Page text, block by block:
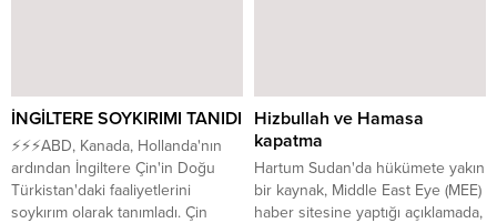
İNGİLTERE SOYKIRIMI TANIDI
⚡⚡⚡ABD, Kanada, Hollanda'nın
ardından İngiltere Çin'in Doğu
Türkistan'daki faaliyetlerini
soykırım olarak tanımladı. Çin
Hizbullah ve Hamasa
kapatma
Hartum Sudan'da hükümete yakın
bir kaynak, Middle East Eye (MEE)
haber sitesine yaptığı açıklamada,